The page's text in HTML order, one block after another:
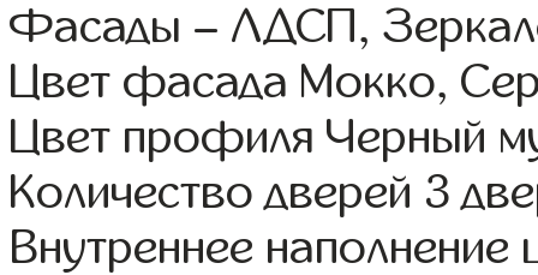
Фасады – ЛДСП,
Цвет фасада Мокко,
Цвет профиля Черный
Количество дверей 3
Внутреннее